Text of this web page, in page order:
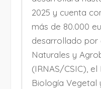
2025 y cuenta
más de 80.000
desarrollado por
Naturales y
(IRNAS/CSIC),
Biología Vegetal